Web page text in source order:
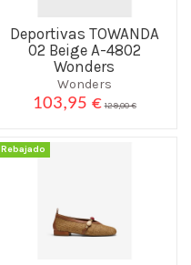
Deportivas TOWANDA
02 Beige A-4802
Wonders
Wonders
103,95 € 129,00 €
Rebajado